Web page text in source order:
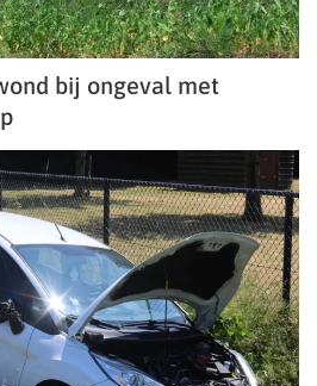
bij ongeval met